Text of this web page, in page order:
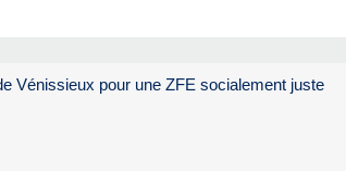
Vénissieux pour une ZFE socialement juste